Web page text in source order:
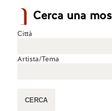
Cerca una
Città
Artista/Tema